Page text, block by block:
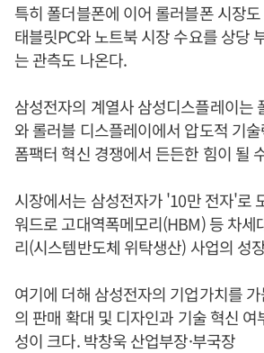
특히 폴더블폰에 이어 롤러블폰 시장
태블릿PC와 노트북 시장 수요를 상당
는 관측도 나온다.
삼성전자의 계열사 삼성디스플레이는
와 롤러블 디스플레이에서 압도적 기
폼팩터 혁신 경쟁에서 든든한 힘이 될
시장에서는 삼성전자가 '10만 전자'로
워드로 고대역폭메모리(HBM) 등 차세
리(시스템반도체 위탁생산) 사업의 성
여기에 더해 삼성전자의 기업가치를
의 판매 확대 및 디자인과 기술 혁신
성이 크다. 박창욱 산업부장·부국장